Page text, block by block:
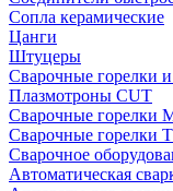
Сопла керамические
Цанги
Штуцеры
Сварочные горелки
Плазмотроны CUT
Сварочные горелки
Сварочные горелки
Сварочное
Автоматическая